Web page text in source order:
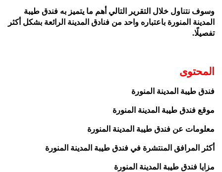
وسوف نتناول خلال التقرير التالي أهم ما يتميز به فندق طيبة
المدينة المنورة باعتباره واحد من فنادق المدينة الرائعة بشكل أكثر
تفصيلًا.
المحتوى
فندق طيبة المدينة المنورة
موقع فندق طيبة المدينة المنورة
معلومات عن فندق طيبة المدينة المنورة
أكثر المرافق المنتشرة في فندق طيبة المدينة المنورة
مزايا فندق طيبة المدينة المنورة